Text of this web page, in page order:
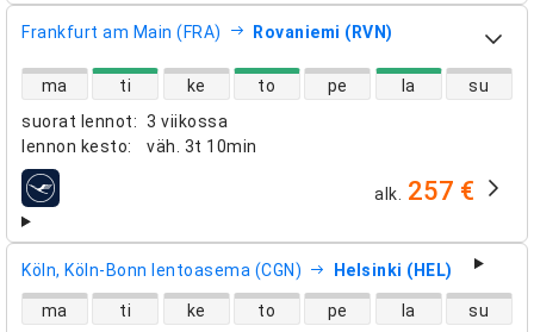
Frankfurt am Main (FRA) Rovaniemi (RVN)
suorat lennot: 3 viikossa
lennon kesto: väh. 3t 10min
suorien lentojen saatavuus
ma ti ke to pe la su
lentoyhtiöt alk. 257 €
Köln, Köln-Bonn lentoasema (CGN) Helsinki (HEL)
suorien lentojen saatavuus
ma ti ke to pe la su